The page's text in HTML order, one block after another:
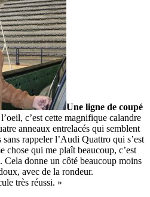
Une ligne de coupé
c’est cette magnifique calandre
anneaux entrelacés qui semblent
sans rappeler l’Audi Quattro qui s’est
chose qui me plaît beaucoup, c’est
Cela donne un côté beaucoup moins
avec de la rondeur.
très réussi. »